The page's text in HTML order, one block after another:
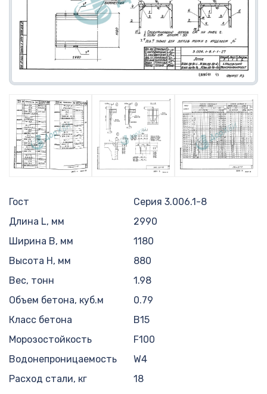
Гост
Серия 3.006.1-8
Длина L, мм
2990
Ширина B, мм
1180
Высота H, мм
880
Вес, тонн
1.98
Объем бетона, куб.м
0.79
Класс бетона
В15
Морозостойкость
F100
Водонепроницаемость
W4
Расход стали, кг
18